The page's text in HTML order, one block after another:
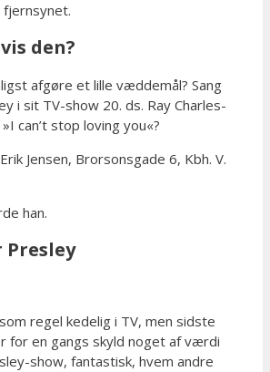
den?
afgøre et lille væddemål? Sang
i sit TV-show 20. ds. Ray Charles-
can’t stop loving you«?
Jensen, Brorsonsgade 6, Kbh. V.
han.
regel kedelig i TV, men sidste
for en gangs skyld noget af værdi
show, fantastisk, hvem andre